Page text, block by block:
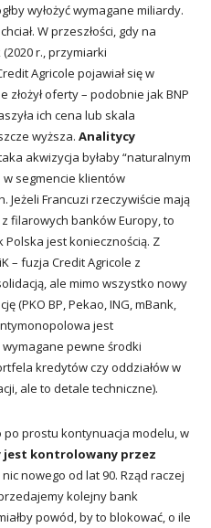
wyłożyć wymagane miliardy.
W przeszłości, gdy na
r., przymiarki
Agricole pojawiał się w
oferty – podobnie jak BNP
ich cena lub skala
wyższa. Analitycy
akwizycja byłaby “naturalnym
segmencie klientów
Jeżeli Francuzi rzeczywiście mają
filarowych banków Europy, to
jest koniecznością. Z
– fuzja Credit Agricole z
ale mimo wszystko nowy
(PKO BP, Pekao, ING, mBank,
jest
pewne środki
kredytów czy oddziałów w
ale to detale techniczne).
prostu kontynuacja modelu, w
kontrolowany przez
nic nowego od lat 90. Rząd raczej
kolejny bank
powód, by to blokować, o ile